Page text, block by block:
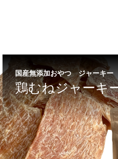
国産無添加おやつ ジャーキー
鶏むねジャーキ